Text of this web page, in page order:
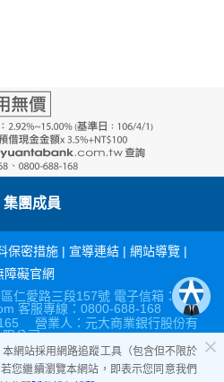
網站採用網路追蹤工具（包含但不限於
您繼續瀏覽本網站，即表示您同意我們
集團成員
保密措施 | 宣導連結 | 網站導覽 |
障礙官網
仁愛路三段157號 電子信箱：
客服專線：0800-688-168
營業人：元大商業銀行股份有
限公司
一編號：86517315